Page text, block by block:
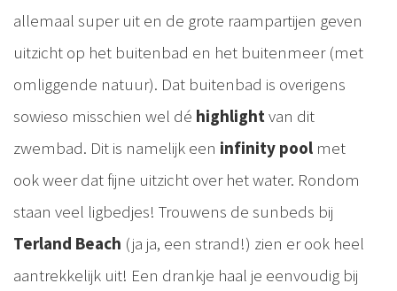
allemaal super uit en de grote raampartijen geven
uitzicht op het buitenbad en het buitenmeer (met
omliggende natuur). Dat buitenbad is overigens
sowieso misschien wel dé highlight van dit
zwembad. Dit is namelijk een infinity pool met
ook weer dat fijne uitzicht over het water. Rondom
staan veel ligbedjes! Trouwens de sunbeds bij
Terland Beach (ja ja, een strand!) zien er ook heel
aantrekkelijk uit! Een drankje haal je eenvoudig bij